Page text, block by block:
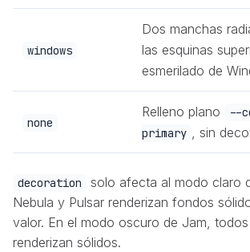
windows
Dos manchas
las esquinas
esmerilado de
none
Relleno plano
--
primary , sin
decoration
solo afecta al modo claro
Nebula y Pulsar renderizan fondos
valor. En el modo oscuro de Jam,
renderizan sólidos.